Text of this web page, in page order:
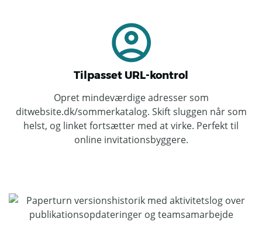
Tilpasset URL-kontrol
Opret mindeværdige adresser som
ditwebsite.dk/sommerkatalog. Skift sluggen når som
helst, og linket fortsætter med at virke. Perfekt til
online invitationsbyggere.